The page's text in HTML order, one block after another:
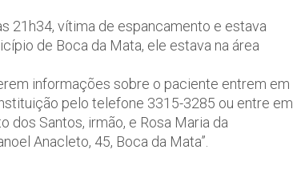
21h34, vítima de espancamento e estava
de Boca da Mata, ele estava na área
informações sobre o paciente entrem em
pelo telefone 3315-3285 ou entre em
Santos, irmão, e Rosa Maria da
Anacleto, 45, Boca da Mata”.